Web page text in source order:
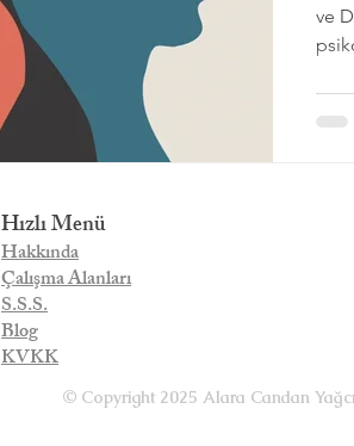
ve
Hızlı Menü
Hakkında
Çalışma Alanları
S.S.S.
Blog
KVKK
© Copyright 2025 Alara Candan